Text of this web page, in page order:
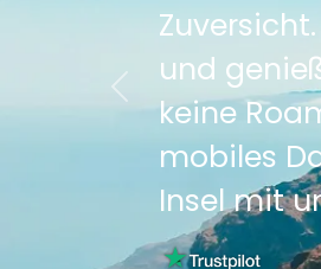
und
keine
mobiles
Insel mit
Previous